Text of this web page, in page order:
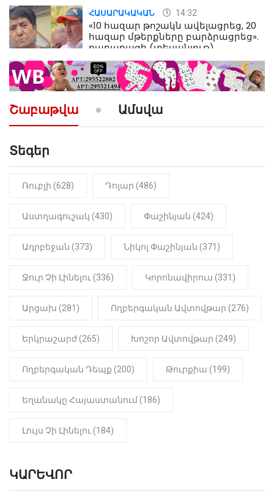
ՀԱՍԱՐԱԿԱԿԱՆ 14:32
«10 հազար թոշակն ավելացրեց, 20
հազար մթերքները բարձրացրեց».
քաղաքացի (տեսանյութ)
ՔԱՂԱՔԱԿԱՆ 10:52
«Լեզվիդ տալու փոխարեն
արտաբերիր այս երկու
նախադասությունը»․ Իշխան
Նիկոլ Փաշինյան
ԻՐԱԴԱՐՁԱՅԻՆ 22:01
մանկապղծության համար
մարմինը
Շաբաթվա Ամսվա
Տեգեր
Ռուբլի (628) Դոլար (486)
Աստղագուշակ (430) Փաշինյան (424)
Ադրբեջան (373) Նիկոլ Փաշինյան (371)
Ջուր Չի Լինելու (336) Կորոնավիրուս (331)
Արցախ (281) Ողբերգական Ավտովթար (276)
Երկրաշարժ (265) Խոշոր Ավտովթար (249)
Ողբերգական Դեպք (200) Թուրքիա (199)
Եղանակը Հայաստանում (186)
Լույս Չի Լինելու (184)
ԿԱՐԵՎՈՐ